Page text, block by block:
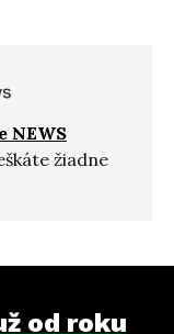
NEWS
žiadne
od roku